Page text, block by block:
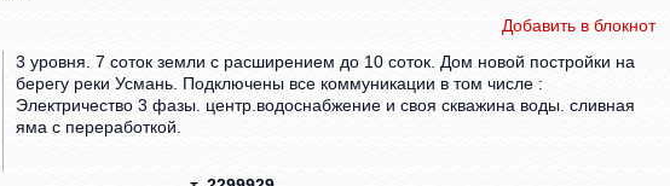
Добавить в блокнот
3 уровня. 7 соток земли с расширением до 10 соток. Дом новой постройки на
берегу реки Усмань. Подключены все коммуникации в том числе :
Электричество 3 фазы. центр.водоснабжение и своя скважина воды. сливная
яма с переработкой.